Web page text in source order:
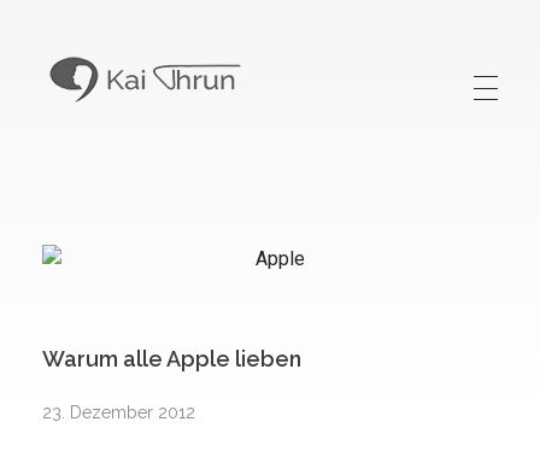
Warum alle Apple lieben
23. Dezember 2012